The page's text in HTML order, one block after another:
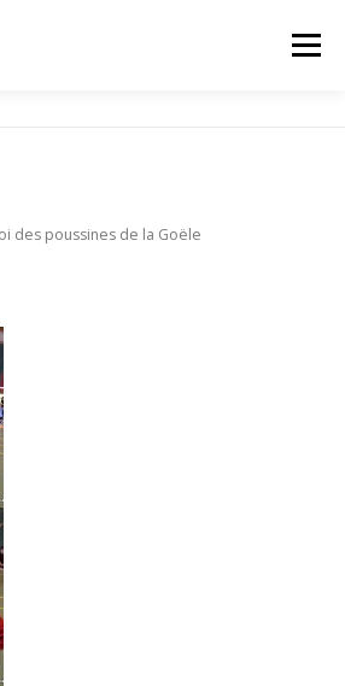
Menu
ACTU CONTACT
des poussines de la Goële